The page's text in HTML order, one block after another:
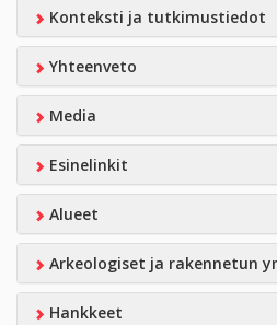
Konteksti ja tutkimustiedot
Yhteenveto
Media
Esinelinkit
Alueet
Arkeologiset ja rakennetun
Hankkeet